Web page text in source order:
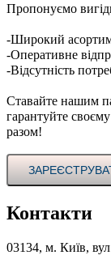
Пропонуємо
-Широкий
-Оперативне
-Відсутність
Ставайте нашим
гарантуйте
разом!
Контакти
03134, м. Київ,